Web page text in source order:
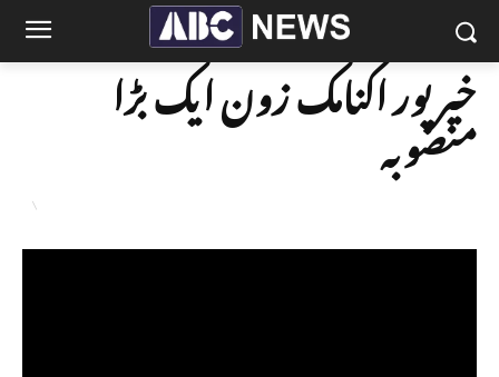
خیرپور اکنامک زون ایک بڑا
منصوبہ